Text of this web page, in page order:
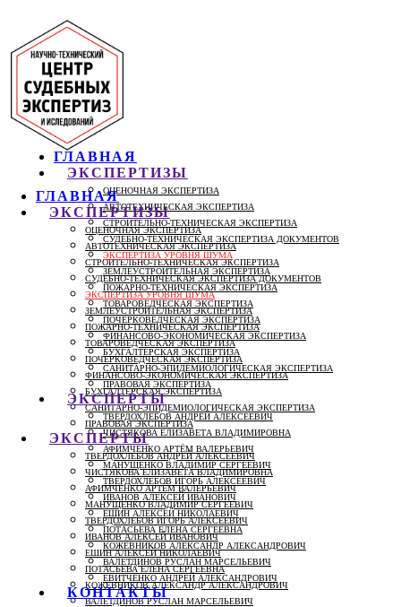
ГЛАВНАЯ
ЭКСПЕРТИЗЫ
ОЦЕНОЧНАЯ ЭКСПЕРТИЗА
АВТОТЕХНИЧЕСКАЯ ЭКСПЕРТИЗА
СТРОИТЕЛЬНО-ТЕХНИЧЕСКАЯ ЭКСПЕРТИЗА
СУДЕБНО-ТЕХНИЧЕСКАЯ ЭКСПЕРТИЗА ДОКУМЕНТОВ
ЭКСПЕРТИЗА УРОВНЯ ШУМА
ЗЕМЛЕУСТРОИТЕЛЬНАЯ ЭКСПЕРТИЗА
ПОЖАРНО-ТЕХНИЧЕСКАЯ ЭКСПЕРТИЗА
ТОВАРОВЕДЧЕСКАЯ ЭКСПЕРТИЗА
ПОЧЕРКОВЕДЧЕСКАЯ ЭКСПЕРТИЗА
ФИНАНСОВО-ЭКОНОМИЧЕСКАЯ ЭКСПЕРТИЗА
БУХГАЛТЕРСКАЯ ЭКСПЕРТИЗА
САНИТАРНО-ЭПИДЕМИОЛОГИЧЕСКАЯ ЭКСПЕРТИЗА
ПРАВОВАЯ ЭКСПЕРТИЗА
ЭКСПЕРТЫ
ТВЕРДОХЛЕБОВ АНДРЕЙ АЛЕКСЕЕВИЧ
ЧИСТЯКОВА ЕЛИЗАВЕТА ВЛАДИМИРОВНА
АФИМЧЕНКО АРТЁМ ВАЛЕРЬЕВИЧ
МАНУЩЕНКО ВЛАДИМИР СЕРГЕЕВИЧ
ТВЕРДОХЛЕБОВ ИГОРЬ АЛЕКСЕЕВИЧ
ИВАНОВ АЛЕКСЕЙ ИВАНОВИЧ
ЕШИН АЛЕКСЕЙ НИКОЛАЕВИЧ
ПОТАСЬЕВА ЕЛЕНА СЕРГЕЕВНА
КОЖЕВНИКОВ АЛЕКСАНДР АЛЕКСАНДРОВИЧ
ВАЛЕТДИНОВ РУСЛАН МАРСЕЛЬЕВИЧ
ГЛАВНАЯ
ЭКСПЕРТИЗЫ
ОЦЕНОЧНАЯ ЭКСПЕРТИЗА
АВТОТЕХНИЧЕСКАЯ ЭКСПЕРТИЗА
СТРОИТЕЛЬНО-ТЕХНИЧЕСКАЯ ЭКСПЕРТИЗА
СУДЕБНО-ТЕХНИЧЕСКАЯ ЭКСПЕРТИЗА ДОКУМЕНТОВ
ЭКСПЕРТИЗА УРОВНЯ ШУМА
ЗЕМЛЕУСТРОИТЕЛЬНАЯ ЭКСПЕРТИЗА
ПОЖАРНО-ТЕХНИЧЕСКАЯ ЭКСПЕРТИЗА
ТОВАРОВЕДЧЕСКАЯ ЭКСПЕРТИЗА
ПОЧЕРКОВЕДЧЕСКАЯ ЭКСПЕРТИЗА
ФИНАНСОВО-ЭКОНОМИЧЕСКАЯ ЭКСПЕРТИЗА
БУХГАЛТЕРСКАЯ ЭКСПЕРТИЗА
САНИТАРНО-ЭПИДЕМИОЛОГИЧЕСКАЯ ЭКСПЕРТИЗА
ПРАВОВАЯ ЭКСПЕРТИЗА
ЭКСПЕРТЫ
ТВЕРДОХЛЕБОВ АНДРЕЙ АЛЕКСЕЕВИЧ
ЧИСТЯКОВА ЕЛИЗАВЕТА ВЛАДИМИРОВНА
АФИМЧЕНКО АРТЁМ ВАЛЕРЬЕВИЧ
МАНУЩЕНКО ВЛАДИМИР СЕРГЕЕВИЧ
ТВЕРДОХЛЕБОВ ИГОРЬ АЛЕКСЕЕВИЧ
ИВАНОВ АЛЕКСЕЙ ИВАНОВИЧ
ЕШИН АЛЕКСЕЙ НИКОЛАЕВИЧ
ПОТАСЬЕВА ЕЛЕНА СЕРГЕЕВНА
КОЖЕВНИКОВ АЛЕКСАНДР АЛЕКСАНДРОВИЧ
ВАЛЕТДИНОВ РУСЛАН МАРСЕЛЬЕВИЧ
ЕВИТЧЕНКО АНДРЕЙ АЛЕКСАНДРОВИЧ
КОНТАКТЫ